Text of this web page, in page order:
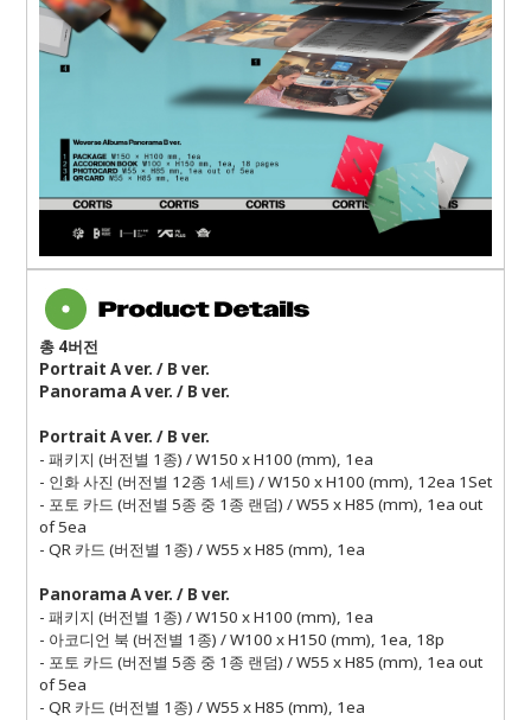
총 4버전
Portrait A ver. / B ver.
Panorama A ver. / B ver.
Portrait A ver. / B ver.
- 패키지 (버전별 1 종) / W150 x H100 (mm), 1ea
- 인화 사진 (버전별 12종 1세트) / W150 x H100 (mm), 12ea 1Set
- 포토 카드 (버전별 5종 중 1 종 랜덤) / W55 x H85 (mm), 1ea out
of 5ea
- QR 카드 (버전별 1 종) / W55 x H85 (mm), 1ea
Panorama A ver. / B ver.
- 패키지 (버전별 1 종) / W150 x H100 (mm), 1ea
- 아코디언 북 (버전별 1 종) / W100 x H150 (mm), 1ea, 18p
- 포토 카드 (버전별 5종 중 1 종 랜덤) / W55 x H85 (mm), 1ea out
of 5ea
- QR 카드 (버전별 1 종) / W55 x H85 (mm), 1ea